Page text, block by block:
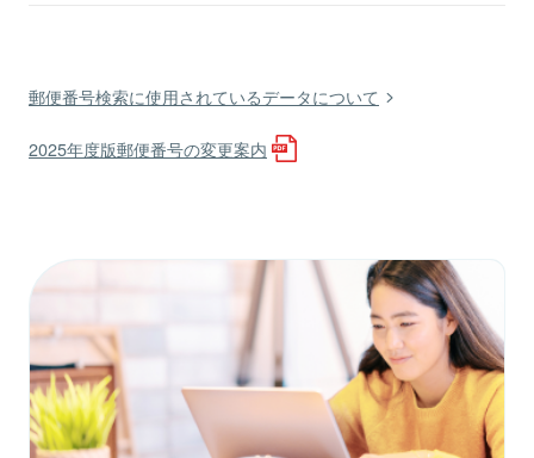
郵便番号検索に使用されているデータについて
2025年度版郵便番号の変更案内